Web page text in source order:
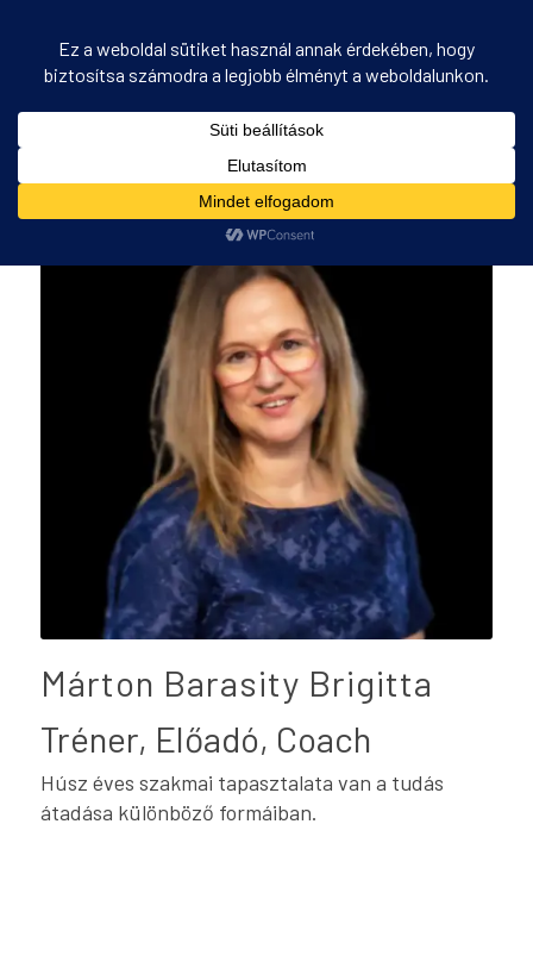
Márton Barasity Brigitta
Tréner, Előadó, Coach
Húsz éves szakmai tapasztalata van a tudás
átadása különböző formáiban.